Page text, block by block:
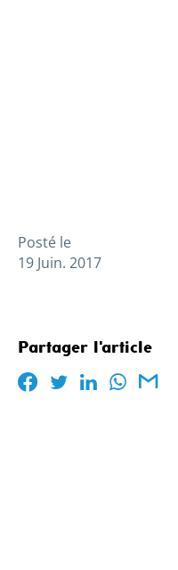
Posté le
19 Juin. 2017
Partager l'article